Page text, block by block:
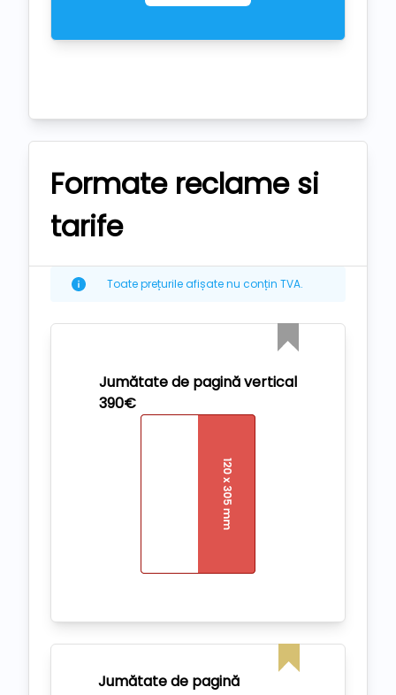
Formate reclame si
tarife
Toate prețurile afișate nu conțin TVA.
Jumătate de pagină vertical
390€
Jumătate de pagină